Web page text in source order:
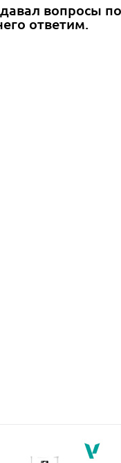
вопросы
ответим.